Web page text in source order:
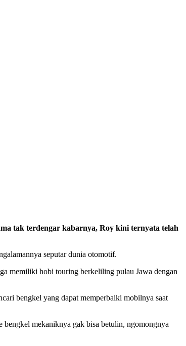
tak terdengar kabarnya, Roy kini ternyata telah
seputar dunia otomotif.
memiliki hobi touring berkeliling pulau Jawa dengan
bengkel yang dapat memperbaiki mobilnya saat
mekaniknya gak bisa betulin, ngomongnya